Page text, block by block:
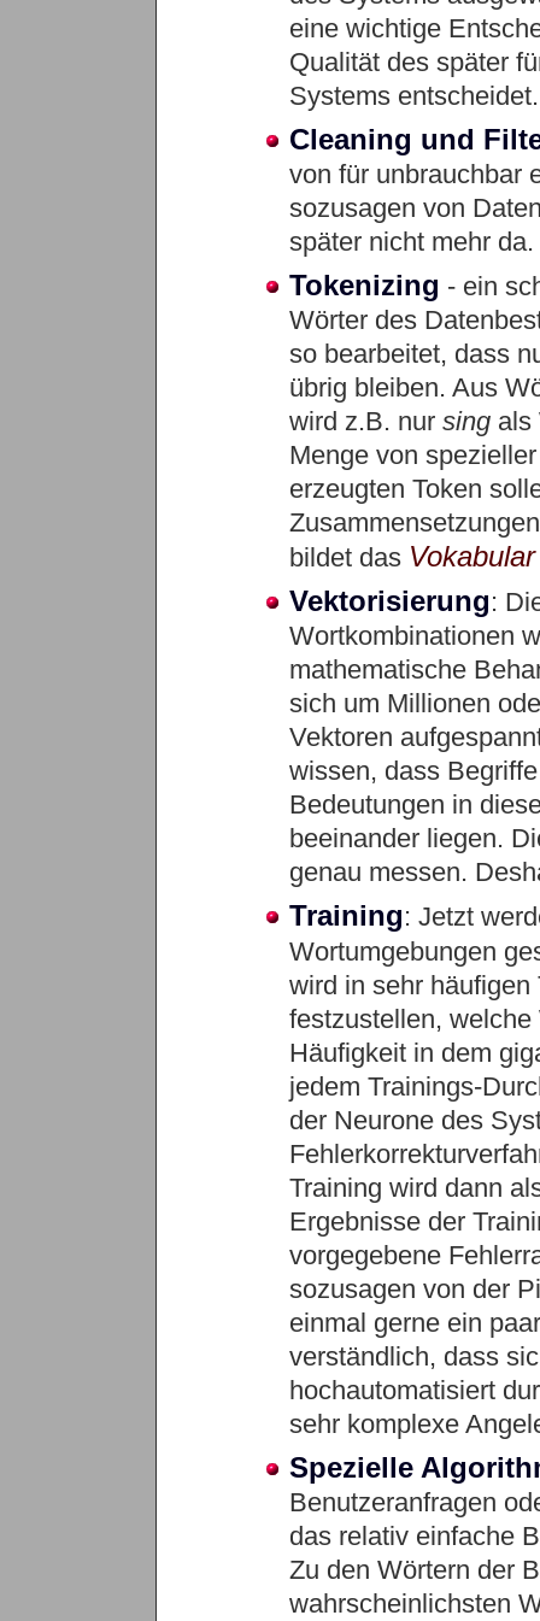
eine wichtige
Qualität des später
Systems entscheidet.
Cleaning und
von für unbrauchbar
sozusagen von
später nicht mehr da.
Tokenizing - ein
Wörter des
so bearbeitet, dass
übrig bleiben. Aus
wird z.B. nur sing als
Menge von
erzeugten Token
bildet das Vokabular
Vektorisierung:
Wortkombinationen
mathematische
sich um Millionen
Vektoren
wissen, dass
Bedeutungen in
beeinander liegen.
genau messen.
Training: Jetzt
Wortumgebungen
wird in sehr
festzustellen,
Häufigkeit in dem
jedem Trainings-
der Neurone des
Training wird dann
Ergebnisse der
vorgegebene
sozusagen von der
einmal gerne ein
verständlich, dass
hochautomatisiert
sehr komplexe
Spezielle
Benutzeranfragen
das relativ einfache
Zu den Wörtern der
wahrscheinlichsten